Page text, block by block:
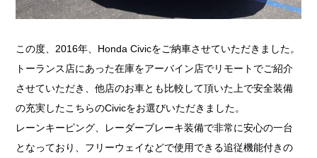
この度、2016年、Honda Civicをご納車させていただきました。
トーランス店にあった在庫をアーバイン店でリモートでご紹介
させていただき、他店のお車とも比較して頂いた上で安全装備
の充実したこちらのCivicをお選びいただきました。
レーンキーピング、レーダーブレーキ装備で非常に安心の一台
となっており、フリーウェイなどで使用できる追従機能付きの